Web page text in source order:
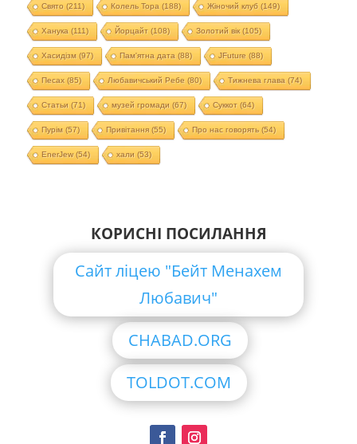
Свято (211) Колель Тора (188) Жіночий клуб (149)
Ханука (111) Йорцайт (108) Золотий вік(105)
Хасидізм (97) Пам'ятна дата (88) JFuture (88)
Песах(85) Любавичський Ребе (80) Тижнева глава (74)
Статьи (71) музей громади (67) Суккот (64)
Пурім (57) Привітання(55) Про нас говорять (54)
EnerJew(54) хали (53)
КОРИСНІ ПОСИЛАННЯ
Сайт ліцею "Бейт Менахем
Любавич"
CHABAD.ORG
TOLDOT.COM